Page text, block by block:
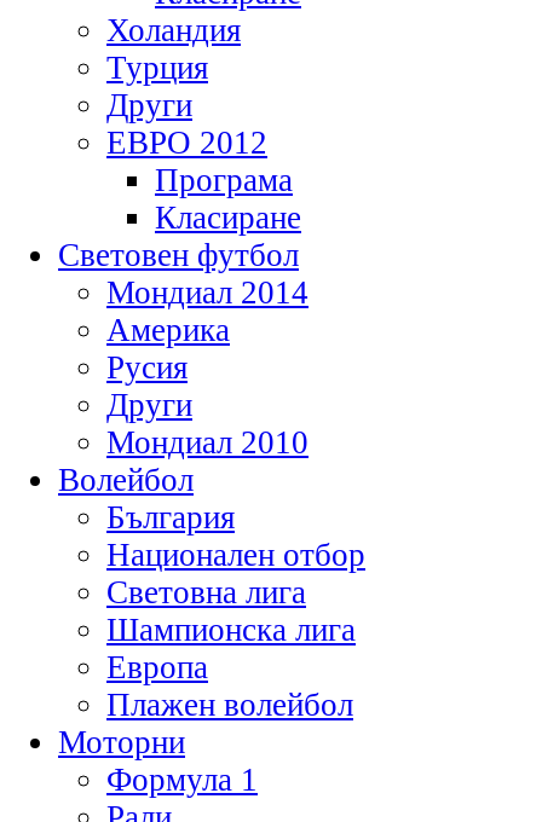
Холандия
Турция
Други
ЕВРО 2012
Програма
Класиране
Световен футбол
Мондиал 2014
Америка
Русия
Други
Мондиал 2010
Волейбол
България
Национален отбор
Световна лига
Шампионска лига
Европа
Плажен волейбол
Моторни
Формула 1